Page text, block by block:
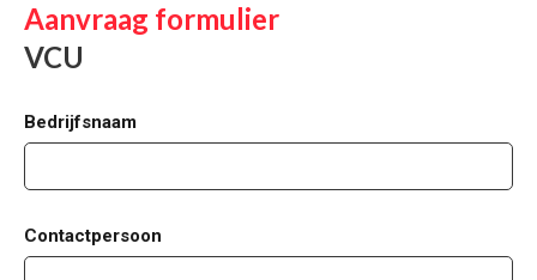
Aanvraag formulier
VCU
Bedrijfsnaam
Contactpersoon